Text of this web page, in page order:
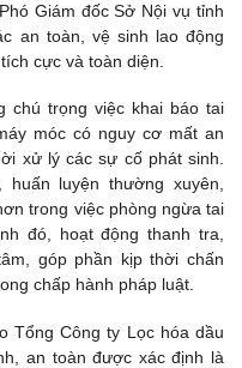
Giám đốc Sở Nội vụ tỉnh
an toàn, vệ sinh lao động
cực và toàn diện.
chú trọng việc khai báo tai
móc có nguy cơ mất an
xử lý các sự cố phát sinh.
luyện thường xuyên,
trong việc phòng ngừa tai
đó, hoạt động thanh tra,
góp phần kịp thời chấn
chấp hành pháp luật.
Tổng Công ty Lọc hóa dầu
an toàn được xác định là